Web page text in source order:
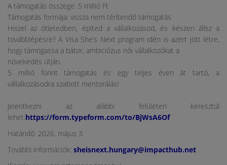
A támogatás összege: 5 millió Ft
Támogatás formája: vissza nem térítendő támogatás
Hiszel az ötletedben, építed a vállalkozásod, és készen állsz a
továbblépésre? A Visa She’s Next program idén is azért jött létre,
hogy támogassa a bátor, ambiciózus női vállalkozókat a
növekedés útján.
5 millió forint támogatás és egy teljes éven át tartó, a
vállalkozásodra szabott mentorálás!
Jelentkezni az alábbi felületen keresztül
lehet:https://form.typeform.com/to/BjWsA6Of
Határidő: 2026. május 3.
További információk: sheisnext.hungary@impacthub.net